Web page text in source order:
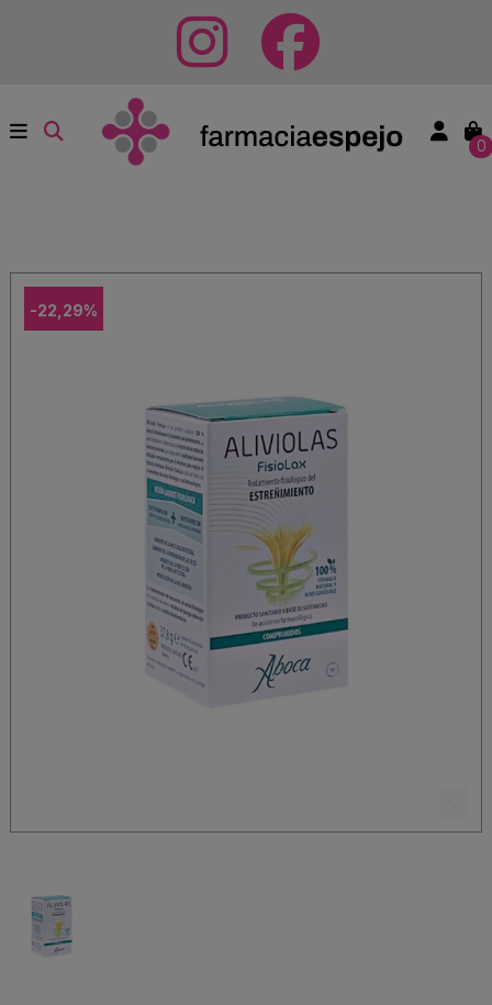
0
-22,29%